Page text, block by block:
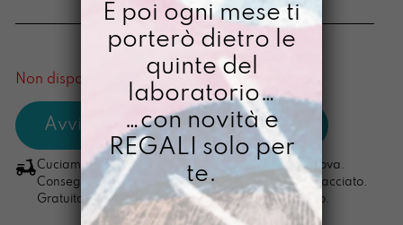
€20,00
[ Quadernino: 9,5 X 15 cm ]
Non disponibile al momento
Cuciamo ogni ordine nel nostro laboratorio di Padova.
Consegna in 4/5 giorni lavorativi, pacco sempre tracciato.
Gratuita per ordini di importo superiore ai 100 euro.
E poi ogni mese ti
porterò dietro le
quinte del
laboratorio…
…con novità e
REGALI solo per
te.